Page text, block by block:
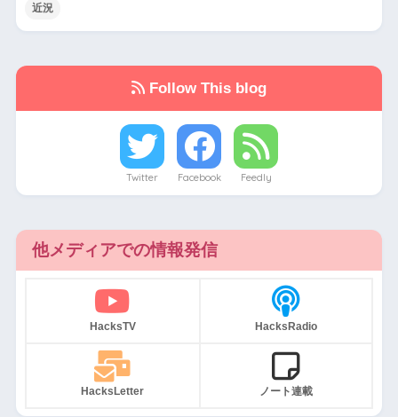
近況
Follow This blog
Twitter Facebook Feedly
他メディアでの情報発信
HacksTV HacksRadio
HacksLetter ノート連載